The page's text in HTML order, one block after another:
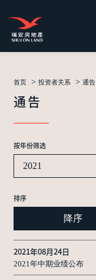
首页 > 投资者关系 > 通告
通告
按年份筛选
2021
排序
降序
2021年08月24日
2021年中期业绩公布